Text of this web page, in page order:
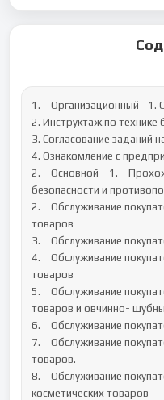
1.	Организационный 	1. Организационное собрание.
2. Инструктаж по технике
3. Согласование заданий
4. Ознакомление с предприятием
2.	Основной	1.	Прохождение инструктажа по технике
безопасности и
2.	Обслуживание покупателей, продажа текстильных
товаров
3.	Обслуживание покупателей, продажа швейных товаров
4.	Обслуживание покупателей, продажа трикотажных
товаров
5.	Обслуживание покупателей, продажа пушно-меховых
товаров и овчинно-
6.	Обслуживание покупателей, продажа обувных товаров
7.	Обслуживание покупателей, продажа галантерейных
товаров.
8.	Обслуживание покупателей, продажа парфюмерно-
косметических товаров